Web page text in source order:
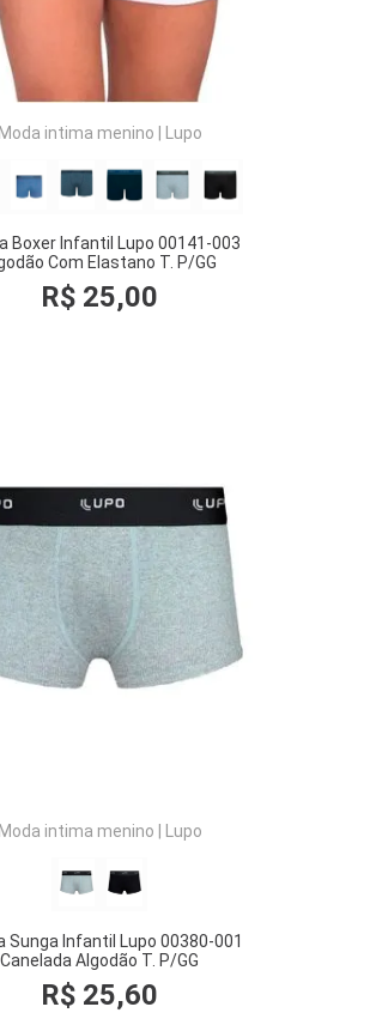
Moda intima menino Lupo
Boxer Infantil Lupo 00141-003
Com Elastano T. P/GG
R$ 25,00
Moda intima menino | Lupo
Sunga Infantil Lupo 00380-001
Canelada Algodão T. P/GG
R$ 25,60
COMPRAR